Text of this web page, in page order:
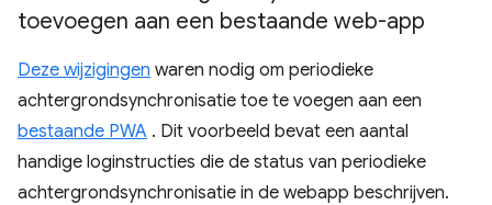
toevoegen aan een bestaande web-app
Deze wijzigingen waren nodig om periodieke
achtergrondsynchronisatie toe te voegen aan een
bestaande PWA . Dit voorbeeld bevat een aantal
handige loginstructies die de status van periodieke
achtergrondsynchronisatie in de webapp beschrijven.